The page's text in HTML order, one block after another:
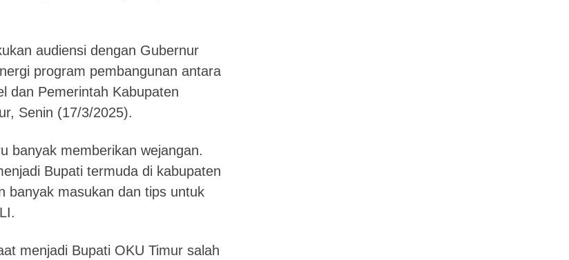
audiensi dengan Gubernur
program pembangunan antara
dan Pemerintah Kabupaten
Senin (17/3/2025).
banyak memberikan wejangan.
Bupati termuda di kabupaten
banyak masukan dan tips untuk
menjadi Bupati OKU Timur salah